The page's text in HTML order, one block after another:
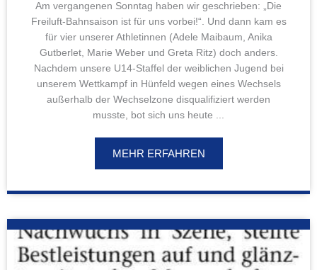
Am vergangenen Sonntag haben wir geschrieben: „Die
Freiluft-Bahnsaison ist für uns vorbei!“. Und dann kam es
für vier unserer Athletinnen (Adele Maibaum, Anika
Gutberlet, Marie Weber und Greta Ritz) doch anders.
Nachdem unsere U14-Staffel der weiblichen Jugend bei
unserem Wettkampf in Hünfeld wegen eines Wechsels
außerhalb der Wechselzone disqualifiziert werden
musste, bot sich uns heute ...
MEHR ERFAHREN